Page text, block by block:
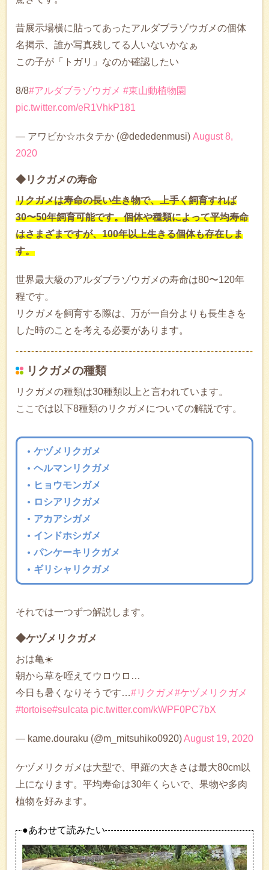
昔展示場横に貼ってあったアルダブラゾウガメの個体
名掲示、誰か写真残してる人いないかなぁ
この子が「トガリ」なのか確認したい
8/8#アルダブラゾウガメ #東山動植物園
pic.twitter.com/eR1VhkP181
— アワビか☆ホタテか (@dededenmusi) August 8,
2020
◆リクガメの寿命
リクガメは寿命の長い生き物で、上手く飼育すれば
30〜50年飼育可能です。個体や種類によって平均寿命
はさまざまですが、100年以上生きる個体も存在しま
す。
世界最大級のアルダブラゾウガメの寿命は80〜120年
程です。
リクガメを飼育する際は、万が一自分よりも長生きを
した時のことを考える必要があります。
リクガメの種類
リクガメの種類は30種類以上と言われています。
ここでは以下8種類のリクガメについての解説です。
ケヅメリクガメ
ヘルマンリクガメ
ヒョウモンガメ
ロシアリクガメ
アカアシガメ
インドホシガメ
パンケーキリクガメ
ギリシャリクガメ
それでは一つずつ解説します。
◆ケヅメリクガメ
おは亀☀️
朝から草を咥えてウロウロ…
今日も暑くなりそうです…#リクガメ#ケヅメリクガメ
#tortoise#sulcata pic.twitter.com/kWPF0PC7bX
— kame.douraku (@m_mitsuhiko0920)August 19, 2020
ケヅメリクガメは大型で、甲羅の大きさは最大80cm以
上になります。平均寿命は30年くらいで、果物や多肉
植物を好みます。
●あわせて読みたい